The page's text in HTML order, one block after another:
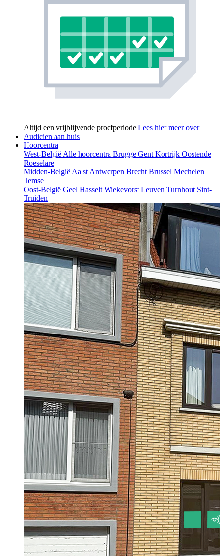
Altijd een vrijblijvende proefperiode Lees hier meer over
Audicien aan huis
Hoorcentra
West-België Alle hoorcentra Brugge Gent Kortrijk Oostende
Roeselare
Midden-België Aalst Antwerpen Brecht Brussel Mechelen
Temse
Oost-België Geel Hasselt Wiekevorst Leuven Turnhout Sint-
Truiden